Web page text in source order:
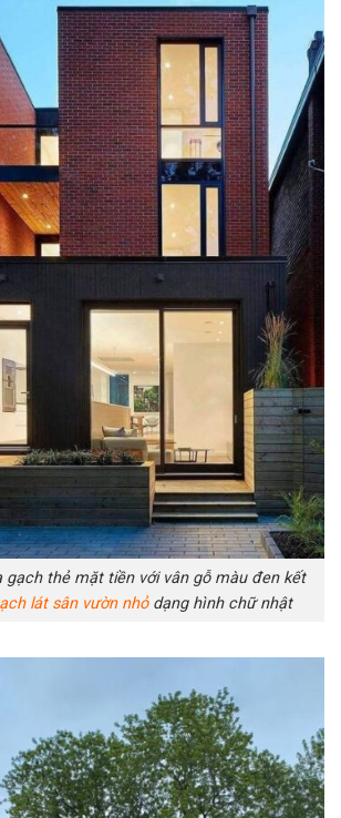
gạch thẻ mặt tiền với vân gỗ màu đen kết
lát sân vườn nhỏdạng hình chữ nhật